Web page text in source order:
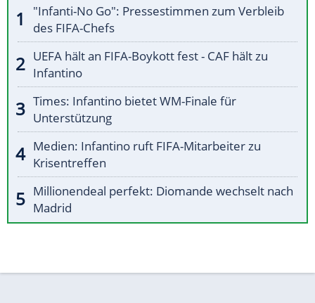
"Infanti-No Go": Pressestimmen zum Verbleib
des FIFA-Chefs
UEFA hält an FIFA-Boykott fest - CAF hält zu
Infantino
Times: Infantino bietet WM-Finale für
Unterstützung
Medien: Infantino ruft FIFA-Mitarbeiter zu
Krisentreffen
Millionendeal perfekt: Diomande wechselt nach
Madrid